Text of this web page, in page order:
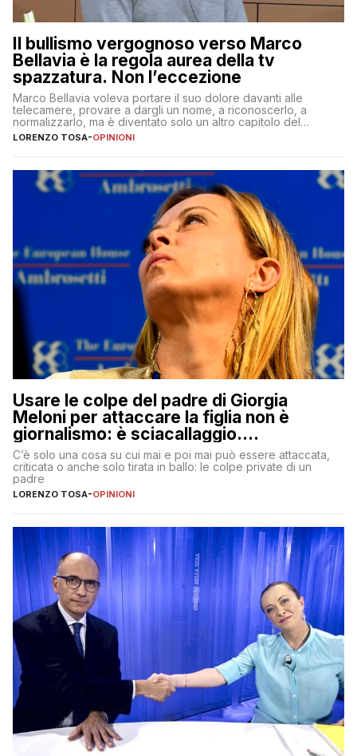
Il bullismo vergognoso verso Marco
Bellavia è la regola aurea della tv
spazzatura. Non l’eccezione
Marco Bellavia voleva portare il suo dolore davanti alle
telecamere, provare a dargli un nome, a riconoscerlo, a
normalizzarlo, ma è diventato solo un altro capitolo del
copione
LORENZO TOSA-OPINIONI
Usare le colpe del padre di Giorgia
Meloni per attaccare la figlia non è
giornalismo: è sciacallaggio.
Dimostriamo di essere diversi
C’è solo una cosa su cui mai e poi mai può essere attaccata,
criticata o anche solo tirata in ballo: le colpe private di un
padre
LORENZO TOSA-OPINIONI